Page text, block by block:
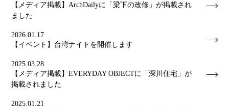
【メディア掲載】ArchDailyに「梁下の改修」が掲載され
ました
2026.01.17
【イベント】台湾ナイトを開催します
2025.03.28
【メディア掲載】EVERYDAY OBJECTに「深川住宅」が
掲載されました
2025.01.21